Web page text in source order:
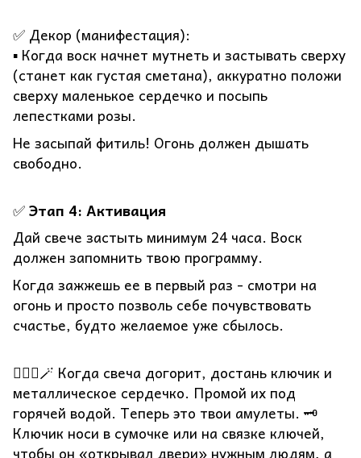
✅ Декор (манифестация):
▪️ Когда воск начнет мутнеть и застывать сверху
(станет как густая сметана), аккуратно положи
сверху маленькое сердечко и посыпь
лепестками розы.
Не засыпай фитиль! Огонь должен дышать
свободно.
✅Этап 4: Активация
Дай свече застыть минимум 24 часа. Воск
должен запомнить твою программу.
Когда зажжешь ее в первый раз - смотри на
огонь и просто позволь себе почувствовать
счастье, будто желаемое уже сбылось.
❤️‍🔥💫🪄 Когда свеча догорит, достань ключик и
металлическое сердечко. Промой их под
горячей водой. Теперь это твои амулеты. 🗝️
Ключик носи в сумочке или на связке ключей,
чтобы он «открывал двери» нужным людям, а